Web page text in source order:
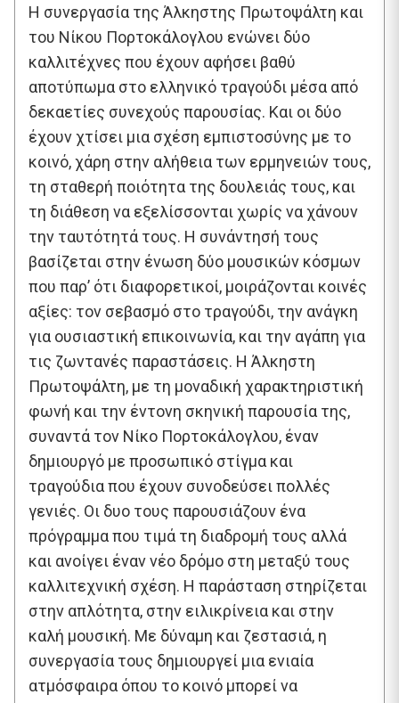
Η συνεργασία της Άλκηστης Πρωτοψάλτη και
του Νίκου Πορτοκάλογλου ενώνει δύο
καλλιτέχνες που έχουν αφήσει βαθύ
αποτύπωμα στο ελληνικό τραγούδι μέσα από
δεκαετίες συνεχούς παρουσίας. Και οι δύο
έχουν χτίσει μια σχέση εμπιστοσύνης με το
κοινό, χάρη στην αλήθεια των ερμηνειών τους,
τη σταθερή ποιότητα της δουλειάς τους, και
τη διάθεση να εξελίσσονται χωρίς να χάνουν
την ταυτότητά τους. Η συνάντησή τους
βασίζεται στην ένωση δύο μουσικών κόσμων
που παρ’ ότι διαφορετικοί, μοιράζονται κοινές
αξίες: τον σεβασμό στο τραγούδι, την ανάγκη
για ουσιαστική επικοινωνία, και την αγάπη για
τις ζωντανές παραστάσεις. Η Άλκηστη
Πρωτοψάλτη, με τη μοναδική χαρακτηριστική
φωνή και την έντονη σκηνική παρουσία της,
συναντά τον Νίκο Πορτοκάλογλου, έναν
δημιουργό με προσωπικό στίγμα και
τραγούδια που έχουν συνοδεύσει πολλές
γενιές. Οι δυο τους παρουσιάζουν ένα
πρόγραμμα που τιμά τη διαδρομή τους αλλά
και ανοίγει έναν νέο δρόμο στη μεταξύ τους
καλλιτεχνική σχέση. Η παράσταση στηρίζεται
στην απλότητα, στην ειλικρίνεια και στην
καλή μουσική. Με δύναμη και ζεστασιά, η
συνεργασία τους δημιουργεί μια ενιαία
ατμόσφαιρα όπου το κοινό μπορεί να